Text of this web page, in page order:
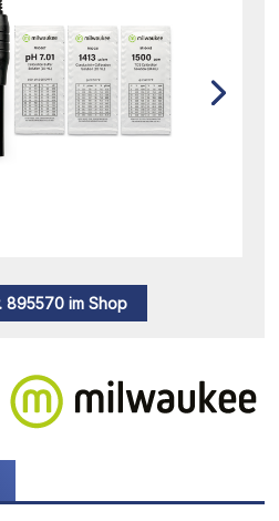
895570 im Shop